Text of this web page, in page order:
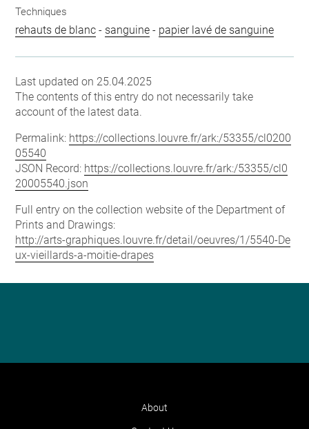
Techniques
rehauts de blanc - sanguine - papier lavé de sanguine
Last updated on 25.04.2025
The contents of this entry do not necessarily take
account of the latest data.
Permalink: https://collections.louvre.fr/ark:/53355/cl0200
05540
JSON Record: https://collections.louvre.fr/ark:/53355/cl0
20005540.json
Full entry on the collection website of the Department of
Prints and Drawings:
http://arts-graphiques.louvre.fr/detail/oeuvres/1/5540-De
ux-vieillards-a-moitie-drapes
About